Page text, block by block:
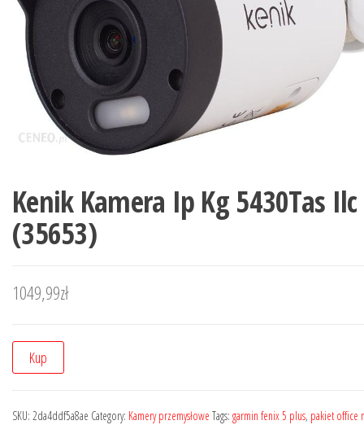
Kenik Kamera Ip Kg 5430Tas
(35653)
1049,99zł
Kup
SKU: 2da4ddf5a8ae Category: Kamery przemysłowe Tags: garmin fenix 5 plus, pakiet office